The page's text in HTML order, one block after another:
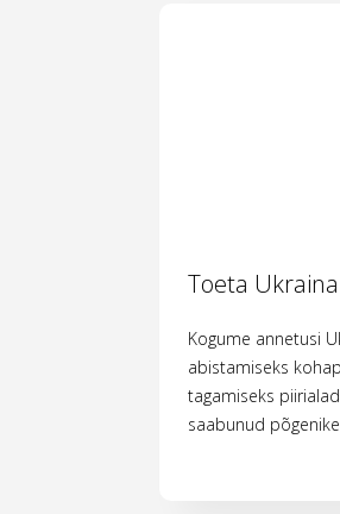
Toeta
Kogume annetusi
abistamiseks
tagamiseks
saabunud